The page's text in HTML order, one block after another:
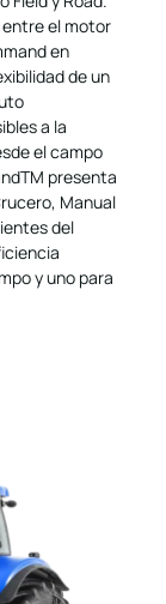
entre el motor
en
de un
a la
el campo
presenta
Manual
del
y uno para